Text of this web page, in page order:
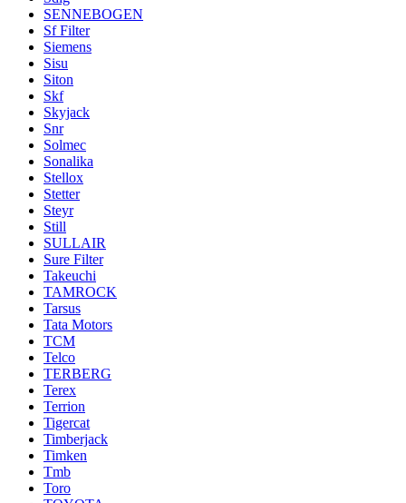
SENNEBOGEN
Sf Filter
Siemens
Sisu
Siton
Skf
Skyjack
Snr
Solmec
Sonalika
Stellox
Stetter
Steyr
Still
SULLAIR
Sure Filter
Takeuchi
TAMROCK
Tarsus
Tata Motors
TCM
Telco
TERBERG
Terex
Terrion
Tigercat
Timberjack
Timken
Tmb
Toro